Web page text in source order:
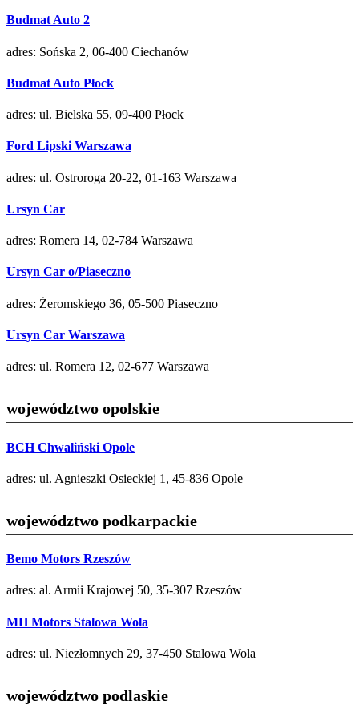
Budmat Auto 2
adres: Sońska 2, 06-400 Ciechanów
Budmat Auto Płock
adres: ul. Bielska 55, 09-400 Płock
Ford Lipski Warszawa
adres: ul. Ostroroga 20-22, 01-163 Warszawa
Ursyn Car
adres: Romera 14, 02-784 Warszawa
Ursyn Car o/Piaseczno
adres: Żeromskiego 36, 05-500 Piaseczno
Ursyn Car Warszawa
adres: ul. Romera 12, 02-677 Warszawa
województwo opolskie
BCH Chwaliński Opole
adres: ul. Agnieszki Osieckiej 1, 45-836 Opole
województwo podkarpackie
Bemo Motors Rzeszów
adres: al. Armii Krajowej 50, 35-307 Rzeszów
MH Motors Stalowa Wola
adres: ul. Niezłomnych 29, 37-450 Stalowa Wola
województwo podlaskie